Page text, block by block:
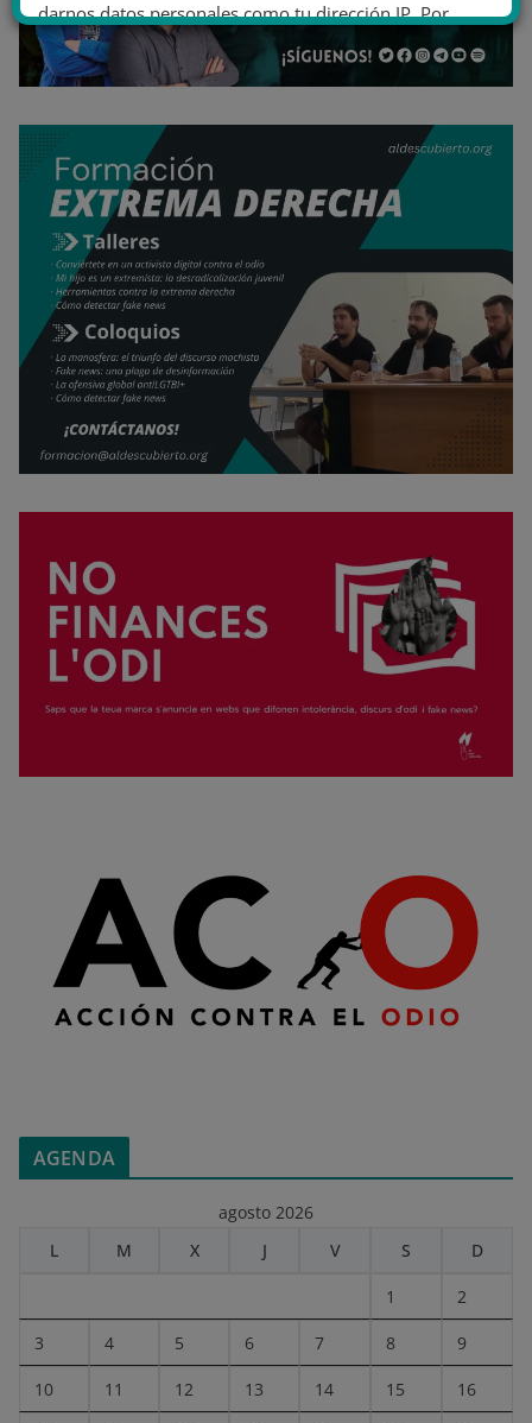
AGENDA
agosto 2026
L
M X J V S D
1 2
3 4 5 6 7 8 9
10 11 12 13 14 15 16
darnos datos personales como tu dirección IP. Por
último, puedes leer nuestra Política de cookies.
No dar mi información personal
.
Opciones de cookies Aceptar cookies
Rechazar cookies Política de cookies